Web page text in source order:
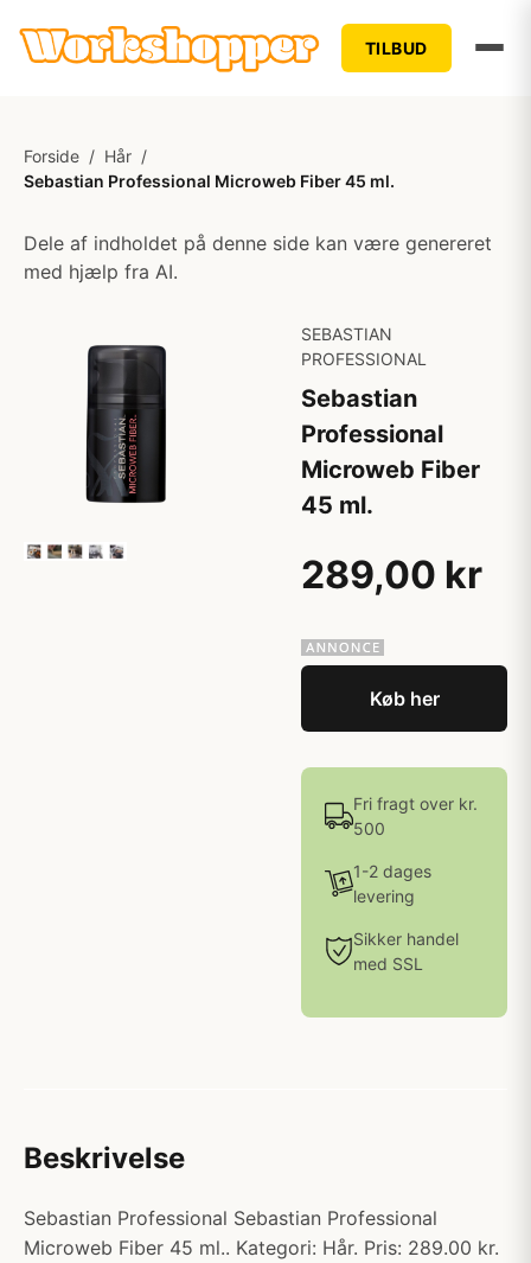
TILBUD
Forside / Hår /
Sebastian Professional Microweb Fiber 45 ml.
Dele af indholdet på denne side kan være genereret
med hjælp fra AI.
SEBASTIAN
PROFESSIONAL
Sebastian
Professional
Microweb Fiber
45 ml.
289,00 kr
Køb her
Fri fragt over kr.
500
1-2 dages
levering
Sikker handel
med SSL
Beskrivelse
Sebastian Professional Sebastian Professional
Microweb Fiber 45 ml.. Kategori: Hår. Pris: 289.00 kr.